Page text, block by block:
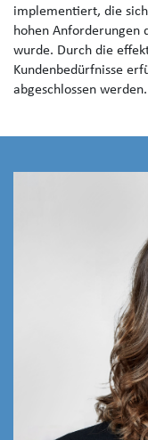
implementiert, die
hohen Anforderungen
wurde. Durch die
Kundenbedürfnisse
abgeschlossen werden.